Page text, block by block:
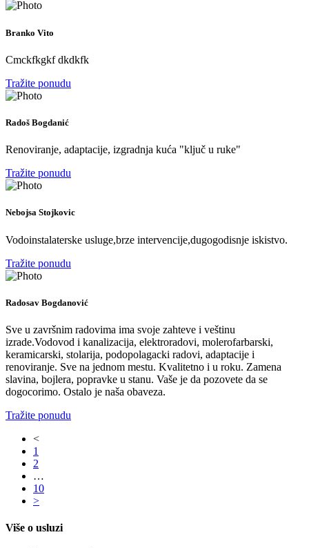
Branko Vito
Cmckfkgkf dkdkfk
Tražite ponudu
Radoš Bogdanić
Renoviranje, adaptacije, izgradnja kuća "ključ u ruke"
Tražite ponudu
Nebojsa Stojkovic
Vodoinstalaterske usluge,brze intervencije,dugogodisnje iskistvo.
Tražite ponudu
Radosav Bogdanović
Sve u završnim radovima ima svoje zahteve i veštinu
izrade.Vodovod i kanalizacija, elektroradovi, molerofarbarski,
keramicarski, stolarija, podopolagacki radovi, adaptacije i
renoviranje. Sve na jednom mestu. Kvalitetno i u roku. Zamena
slavina, bojlera, popravke u stanu. Vaše je da pozovete da se
dogocorimo. Ostalo je naša obaveza.
Tražite ponudu
<
1
2
…
10
>
Više o usluzi